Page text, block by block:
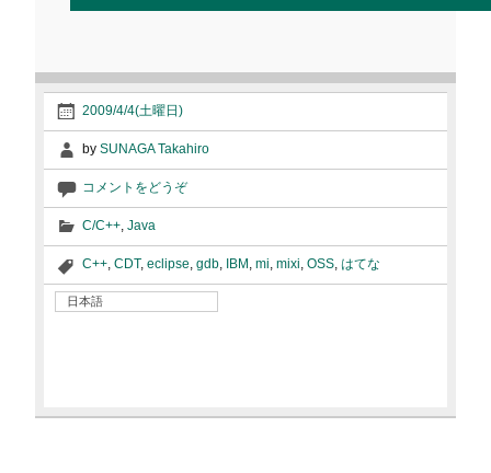
2009/4/4(土曜日)
by SUNAGA Takahiro
コメントをどうぞ
C/C++, Java
C++, CDT, eclipse, gdb, IBM , mi, mixi, OSS, はてな
日本語